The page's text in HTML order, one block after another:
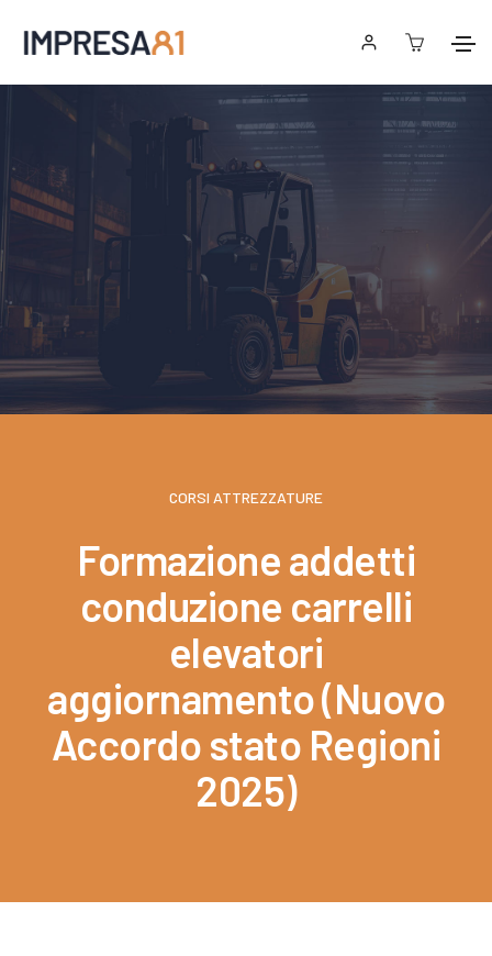
CORSI ATTREZZATURE
Formazione addetti
conduzione carrelli
elevatori
aggiornamento (Nuovo
Accordo stato Regioni
2025)